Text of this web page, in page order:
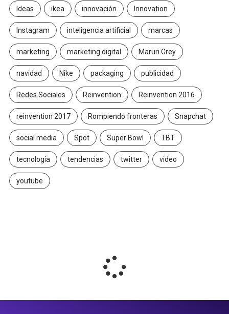
Ideas ikea innovación Innovation
Instagram inteligencia artificial marcas
marketing marketing digital Maruri Grey
navidad Nike packaging publicidad
Redes Sociales Reinvention Reinvention 2016
reinvention 2017 Rompiendo fronteras Snapchat
social media Spot Super Bowl TBT
tecnología tendencias twitter video
youtube